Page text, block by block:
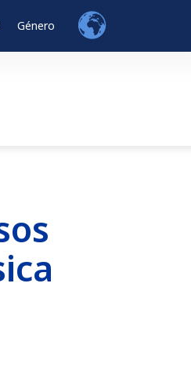
Género